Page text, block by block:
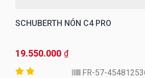
SCHUBERTH NÓN C4 PRO
19.550.000 ₫
4548125360-